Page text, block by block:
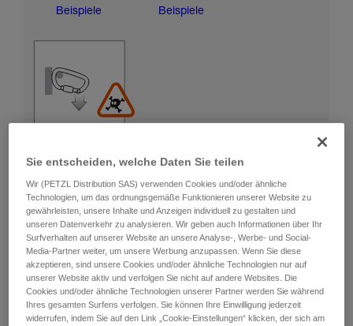
Beispiele Beispiele
Beispiele
RISIKEN DER BESCHÄDIGUNG DER
VERRIEGELUNGSHÜLSE
Sie entscheiden, welche Daten Sie teilen
Wir (PETZL Distribution SAS) verwenden Cookies und/oder ähnliche
Technologien, um das ordnungsgemäße Funktionieren unserer Website zu
gewährleisten, unsere Inhalte und Anzeigen individuell zu gestalten und
unseren Datenverkehr zu analysieren. Wir geben auch Informationen über Ihr
Surfverhalten auf unserer Website an unsere Analyse-, Werbe- und Social-
Media-Partner weiter, um unsere Werbung anzupassen. Wenn Sie diese
akzeptieren, sind unsere Cookies und/oder ähnliche Technologien nur auf
unserer Website aktiv und verfolgen Sie nicht auf andere Websites. Die
Cookies und/oder ähnliche Technologien unserer Partner werden Sie während
Ihres gesamten Surfens verfolgen. Sie können Ihre Einwilligung jederzeit
widerrufen, indem Sie auf den Link „Cookie-Einstellungen“ klicken, der sich am